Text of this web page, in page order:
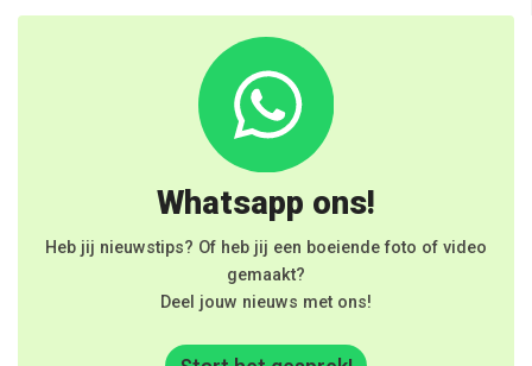
Whatsapp ons!
Heb jij nieuwstips? Of heb jij een boeiende foto of video
gemaakt?
Deel jouw nieuws met ons!